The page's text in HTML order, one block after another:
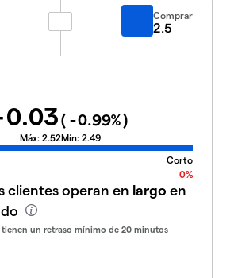
Comprar
2.5
( -0.99%)
Máx: 2.52Mín: 2.49
Corto
0%
clientes operan en largo en
tienen un retraso mínimo de 20 minutos